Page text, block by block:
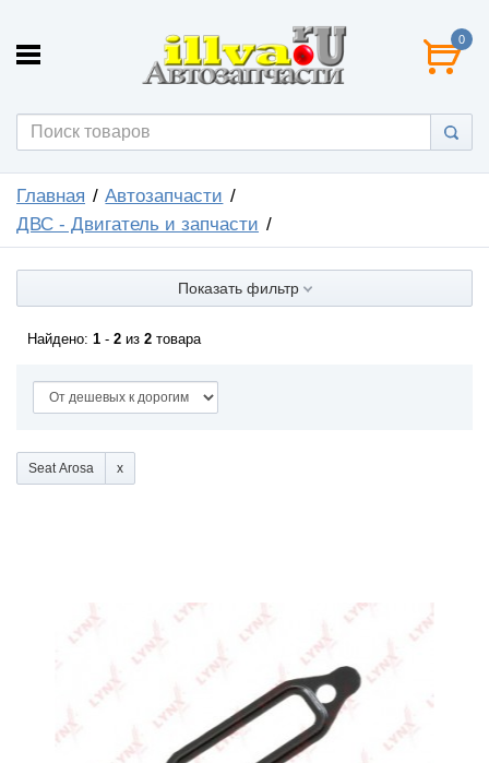
0
Главная
Автозапчасти
ДВС - Двигатель и запчасти
Показать фильтр
Найдено: 1 - 2 из 2 товара
Seat Arosa